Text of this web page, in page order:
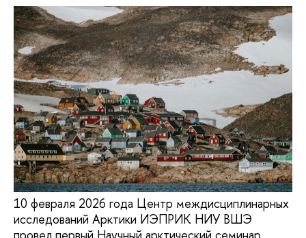
10 февраля 2026 года Центр междисциплинарных
исследований Арктики ИЭПРИК НИУ ВШЭ